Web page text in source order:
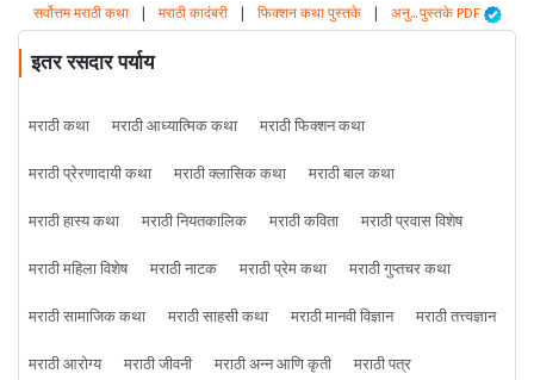
सर्वोत्तम मराठी कथा | मराठी कादंबरी | फिक्शन कथा पुस्तके | अनु... पुस्तके PDF
इतर रसदार पर्याय
मराठी कथा मराठी आध्यात्मिक कथा
मराठी फिक्शन कथा
मराठी प्रेरणादायी कथा
मराठी क्लासिक कथा
मराठी बाल कथा
मराठी हास्य कथा
मराठी नियतकालिक मराठी कविता
मराठी प्रवास विशेष
मराठी महिला विशेष
मराठी नाटक मराठी प्रेम कथा
मराठी गुप्तचर कथा
मराठी सामाजिक कथा
मराठी साहसी कथा मराठी मानवी विज्ञान
मराठी तत्त्वज्ञान
मराठी आरोग्य
मराठी जीवनी मराठी अन्न आणि कृती
मराठी पत्र